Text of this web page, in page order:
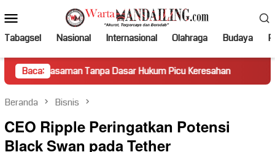
ke
kontenMobile
Tabagsel Nasional Internasional Olahraga Budaya
Baca:
Tanpa Dasar Hukum Picu Keresahan Truk Miring
Beranda Bisnis
CEO Ripple Peringatkan Potensi